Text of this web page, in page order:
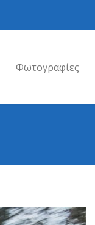
Φωτογραφίες